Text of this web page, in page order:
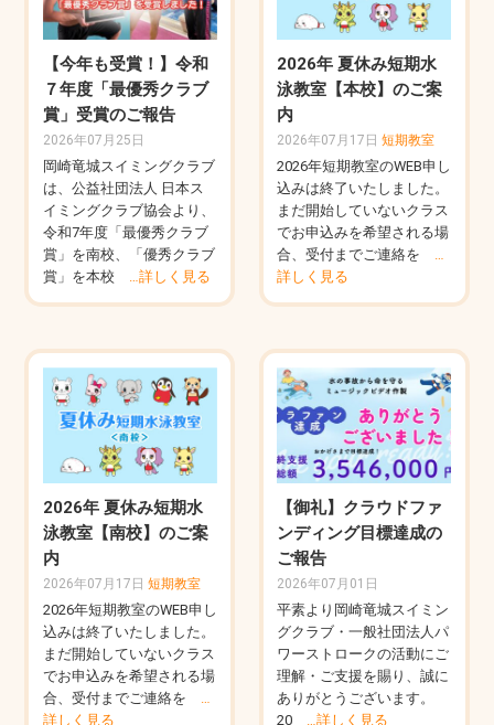
【今年も受賞！】令和
７年度「最優秀クラブ
賞」受賞のご報告
2026年07月25日
岡崎竜城スイミングクラブ
は、公益社団法人 日本ス
イミングクラブ協会より、
令和7年度「最優秀クラブ
賞」を南校、「優秀クラブ
賞」を本校
…詳しく見る
2026年 夏休み短期水
泳教室【本校】のご案
内
2026年07月17日 短期教室
2026年短期教室のWEB申し
込みは終了いたしました。
まだ開始していないクラス
でお申込みを希望される場
合、受付までご連絡を
詳しく見る
2026年 夏休み短期水
泳教室【南校】のご案
内
2026年07月17日 短期教室
2026年短期教室のWEB申し
込みは終了いたしました。
まだ開始していないクラス
でお申込みを希望される場
合、受付までご連絡を
詳しく見る
【御礼】クラウドファ
ンディング目標達成の
ご報告
2026年07月01日
平素より岡崎竜城スイミン
グクラブ・一般社団法人パ
ワーストロークの活動にご
理解・ご支援を賜り、誠に
ありがとうございます。
20
…詳しく見る